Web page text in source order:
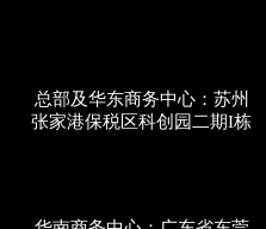
总部及华东商务中心：苏州
张家港保税区科创园二期I栋